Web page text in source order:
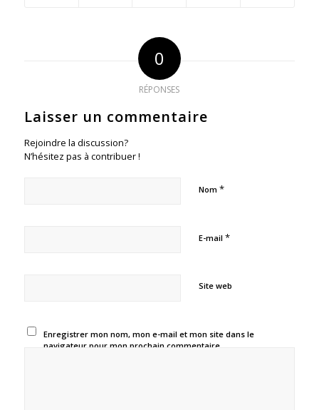
0
RÉPONSES
Laisser un commentaire
Rejoindre la discussion?
N’hésitez pas à contribuer !
Nom *
E-mail *
Site web
Enregistrer mon nom, mon e-mail et mon site dans le
navigateur pour mon prochain commentaire.